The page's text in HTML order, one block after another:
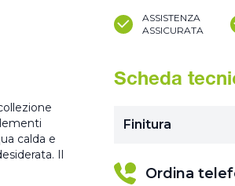
ASSISTENZA
ASSICURATA
calda e
Il
Scheda
Finitura
Ordina